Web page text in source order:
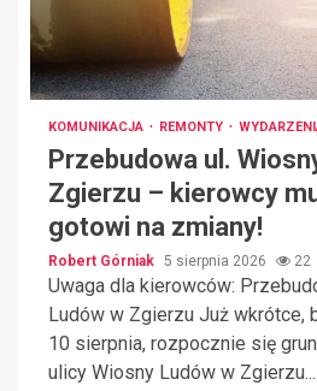
KOMUNIKACJA REMONTY
Przebudowa ul.
Zgierzu – kierowcy
gotowi na zmiany!
Robert Górniak 5 sierpnia 2026 22
Uwaga dla kierowców:
Ludów w Zgierzu Już wkrótce,
10 sierpnia, rozpocznie się
ulicy Wiosny Ludów w Zgierzu....